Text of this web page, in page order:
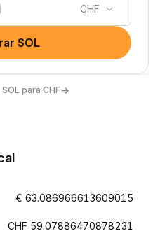
CHF
SOL
para CHF→
€ 63.086966613609015
CHF 59.07886470878231